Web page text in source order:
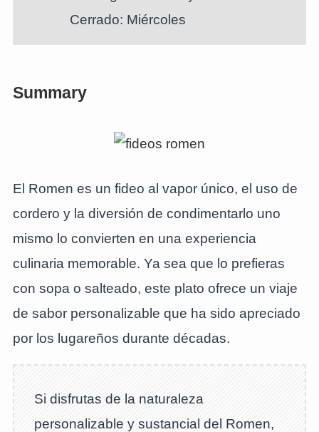
Cerrado: Miércoles
Summary
El Romen es un fideo al vapor único, el uso de
cordero y la diversión de condimentarlo uno
mismo lo convierten en una experiencia
culinaria memorable. Ya sea que lo prefieras
con sopa o salteado, este plato ofrece un viaje
de sabor personalizable que ha sido apreciado
por los lugareños durante décadas.
Si disfrutas de la naturaleza
personalizable y sustancial del Romen,